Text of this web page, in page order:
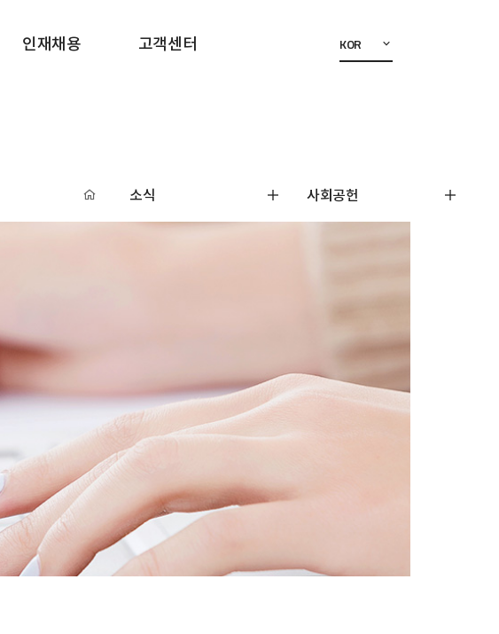
인재채용 고객센터 KOR
소식 사회공헌